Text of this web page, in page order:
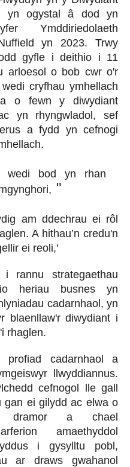
yn ogystal â dod yn
Ymddiriedolaeth
yn 2023. Trwy
gyfle i deithio i 11
arloesol o bob cwr o'r
cryfhau ymhellach
o fewn y diwydiant
yn rhyngwladol, sef
a fydd yn cefnogi
wedi bod yn rhan
am ddechrau ei rôl
A hithau’n credu'n
ei reoli,'
rannu strategaethau
heriau busnes yn
cadarnhaol, yn
blaenllaw'r diwydiant i
rhaglen.
profiad cadarnhaol a
llwyddiannus.
cefnogol lle gall
gan ei gilydd ac elwa o
dramor a chael
amaethyddol
i gysylltu pobl,
ar draws gwahanol